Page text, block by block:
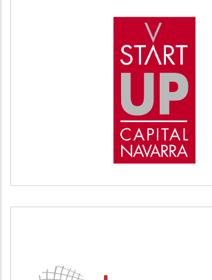
START UP
Desarrollo empresarial